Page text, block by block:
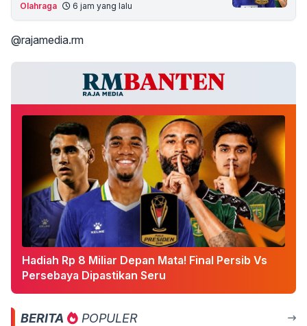
Olahraga 6 jam yang lalu
@rajamedia.rm
Hadiah Rp 8 Miliar Depan Mata! Final Persib Vs
Persebaya Dipastikan Seru
BERITA POPULER